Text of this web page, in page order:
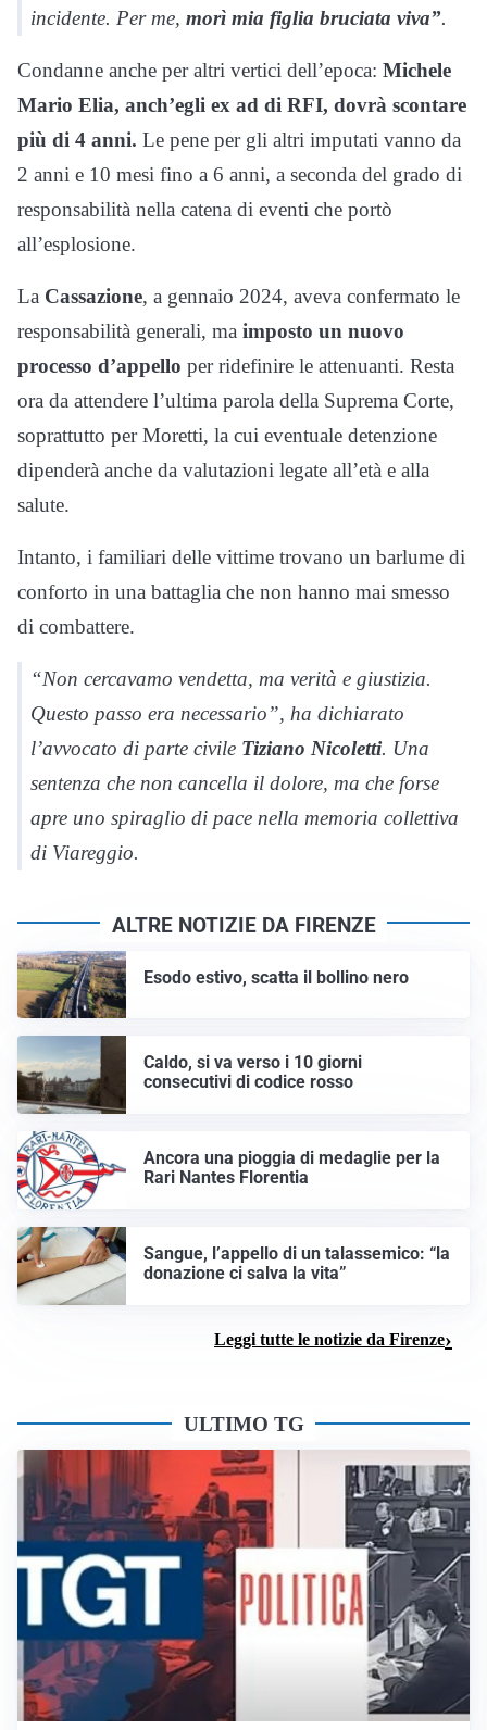
incidente. Per me, morì mia figlia bruciata viva”.
Condanne anche per altri vertici dell’epoca: Michele
Mario Elia, anch’egli ex ad di RFI, dovrà scontare
più di 4 anni. Le pene per gli altri imputati vanno da
2 anni e 10 mesi fino a 6 anni, a seconda del grado di
responsabilità nella catena di eventi che portò
all’esplosione.
La Cassazione, a gennaio 2024, aveva confermato le
responsabilità generali, ma imposto un nuovo
processo d’appello per ridefinire le attenuanti. Resta
ora da attendere l’ultima parola della Suprema Corte,
soprattutto per Moretti, la cui eventuale detenzione
dipenderà anche da valutazioni legate all’età e alla
salute.
Intanto, i familiari delle vittime trovano un barlume di
conforto in una battaglia che non hanno mai smesso
di combattere.
“Non cercavamo vendetta, ma verità e giustizia.
Questo passo era necessario”, ha dichiarato
l’avvocato di parte civile Tiziano Nicoletti. Una
sentenza che non cancella il dolore, ma che forse
apre uno spiraglio di pace nella memoria collettiva
di Viareggio.
ALTRE NOTIZIE DA FIRENZE
Esodo estivo, scatta il bollino nero
Caldo, si va verso i 10 giorni
consecutivi di codice rosso
Ancora una pioggia di medaglie per la
Rari Nantes Florentia
Sangue, l’appello di un talassemico: “la
donazione ci salva la vita”
Leggi tutte le notizie da Firenze
ULTIMO TG